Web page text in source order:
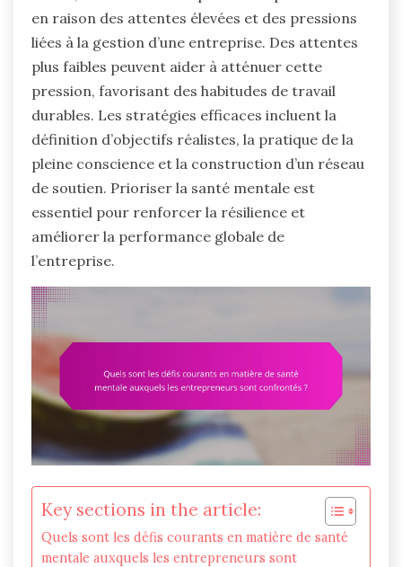
en raison des attentes élevées et des pressions
liées à la gestion d’une entreprise. Des attentes
plus faibles peuvent aider à atténuer cette
pression, favorisant des habitudes de travail
durables. Les stratégies efficaces incluent la
définition d’objectifs réalistes, la pratique de la
pleine conscience et la construction d’un réseau
de soutien. Prioriser la santé mentale est
essentiel pour renforcer la résilience et
améliorer la performance globale de
l’entreprise.
Key sections in the article:
Quels sont les défis courants en matière de santé
mentale auxquels les entrepreneurs sont